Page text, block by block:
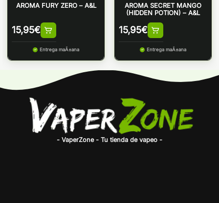
AROMA FURY ZERO – A&L
15,95€
Entrega maÃ±ana
AROMA SECRET MANGO
(HIDDEN POTION) – A&L
15,95€
Entrega maÃ±ana
- VaperZone - Tu tienda de vapeo -